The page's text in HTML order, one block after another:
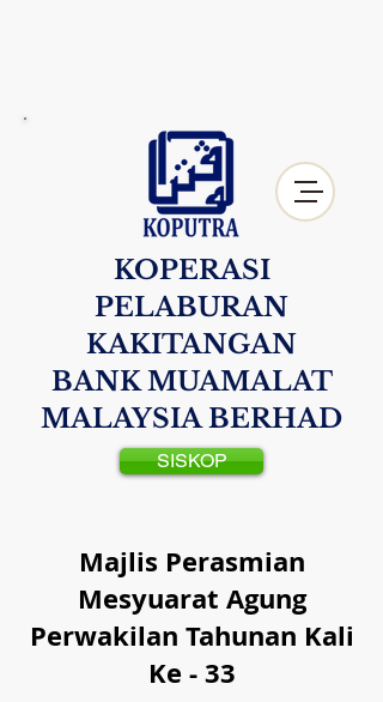
KOPERASI
PELABURAN
KAKITANGAN
BANK MUAMALAT
MALAYSIA BERHAD
SISKOP
Majlis Perasmian
Mesyuarat Agung
Perwakilan Tahunan Kali
Ke - 33